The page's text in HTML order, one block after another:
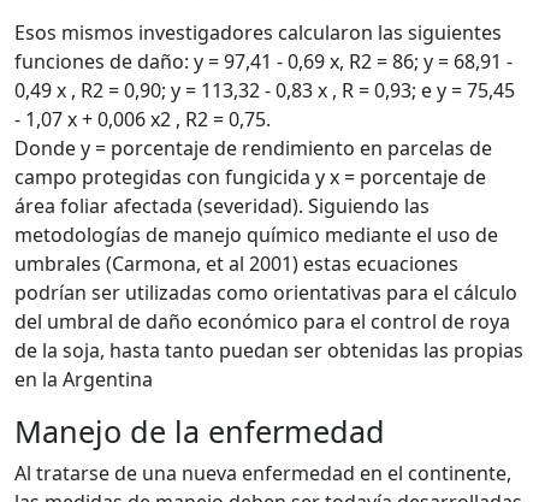
Esos mismos investigadores calcularon las siguientes
funciones de daño: y = 97,41 - 0,69 x, R2 = 86; y = 68,91 -
0,49 x , R2 = 0,90; y = 113,32 - 0,83 x , R = 0,93; e y = 75,45
- 1,07 x + 0,006 x2 , R2 = 0,75.
Donde y = porcentaje de rendimiento en parcelas de
campo protegidas con fungicida y x = porcentaje de
área foliar afectada (severidad). Siguiendo las
metodologías de manejo químico mediante el uso de
umbrales (Carmona, et al 2001) estas ecuaciones
podrían ser utilizadas como orientativas para el cálculo
del umbral de daño económico para el control de roya
de la soja, hasta tanto puedan ser obtenidas las propias
en la Argentina
Manejo de la enfermedad
Al tratarse de una nueva enfermedad en el continente,